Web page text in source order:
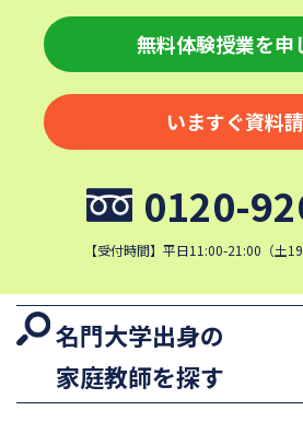
無料体験授業を申
いますぐ資料
0120-
【受付時間】平日11:00-21:00（土
名門大学出身の
家庭教師を探す